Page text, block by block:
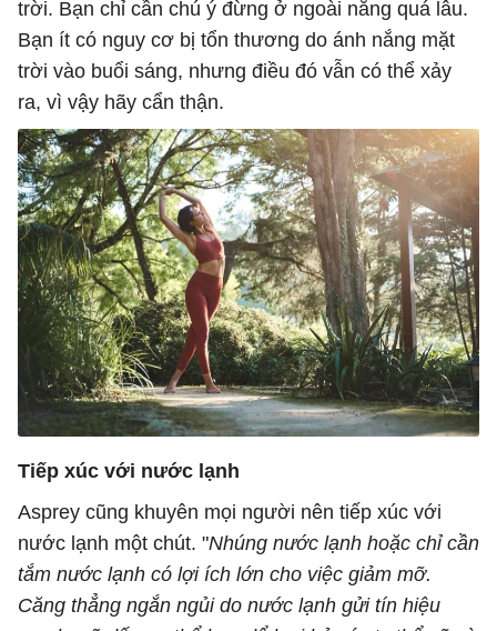
trời. Bạn chỉ cần chú ý đừng ở ngoài nắng quá lâu.
Bạn ít có nguy cơ bị tổn thương do ánh nắng mặt
trời vào buổi sáng, nhưng điều đó vẫn có thể xảy
ra, vì vậy hãy cẩn thận.
Tiếp xúc với nước lạnh
Asprey cũng khuyên mọi người nên tiếp xúc với
nước lạnh một chút. "Nhúng nước lạnh hoặc chỉ cần
tắm nước lạnh có lợi ích lớn cho việc giảm mỡ.
Căng thẳng ngắn ngủi do nước lạnh gửi tín hiệu